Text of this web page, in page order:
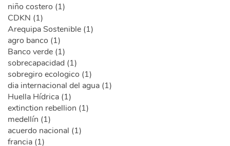
niño costero (1)
CDKN (1)
Arequipa Sostenible (1)
agro banco (1)
Banco verde (1)
sobrecapacidad (1)
sobregiro ecologico (1)
dia internacional del agua (1)
Huella Hídrica (1)
extinction rebellion (1)
medellín (1)
acuerdo nacional (1)
francia (1)